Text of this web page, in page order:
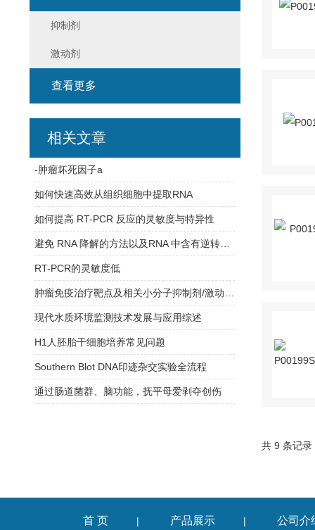
共 9 条记
抑制剂
激动剂
查看更多
相关文章
-肿瘤坏死因子a
如何快速高效从组织细胞中提取RNA
如何提高 RT-PCR 反应的灵敏度与特异性
RT-PCR的灵敏度低
现代水质环境监测技术发展与应用综述
H1人胚胎干细胞培养常见问题
Southern Blot DNA印迹杂交实验全流程
通过肠道菌群、脑功能，抚平母爱剥夺创伤
首 页 | 产品展示 | 公司介